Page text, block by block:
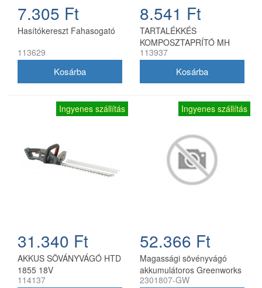
7.305 Ft
Hasítókereszt Fahasogató
113629
8.541 Ft
TARTALÉKKÉS
KOMPOSZTAPRÍTÓ MH
2500 SLICE
113937
Ingyenes szállítás
31.340 Ft
AKKUS SÖVÁNYVÁGÓ HTD
1855 18V
114137
Ingyenes szállítás
52.366 Ft
Magassági sövényvágó
akkumulátoros Greenworks
PH40B01-01 akkumulátor
2301807-GW